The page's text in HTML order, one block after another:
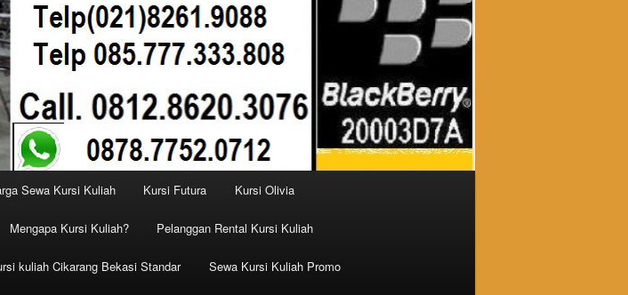
Sewa Kursi Kuliah Kursi Futura Kursi Olivia
Mengapa Kursi Kuliah? Pelanggan Rental Kursi Kuliah
kuliah Cikarang Bekasi Standar Sewa Kursi Kuliah Promo